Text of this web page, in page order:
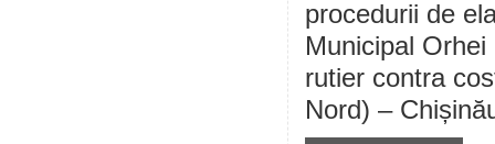
procedurii de
Municipal
rutier contra
Nord) –